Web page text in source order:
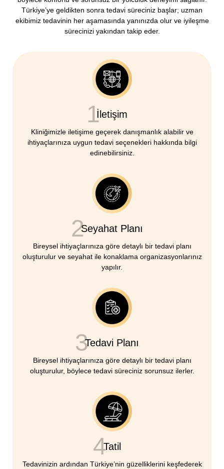
Türkiye’ye geldikten sonra tedavi süreciniz başlar; uzman
ekibimiz tedavinin her aşamasında yanınızda olur ve iyileşme
sürecinizi yakından takip eder.
1İletişim
Kliniğimizle iletişime geçerek danışmanlık alabilir ve
ihtiyaçlarınıza uygun tedavi seçenekleri hakkında bilgi
edinebilirsiniz.
2Seyahat Planı
Bireysel ihtiyaçlarınıza göre detaylı bir tedavi planı
oluşturulur ve seyahat ile konaklama organizasyonlarınız
yapılır.
3Tedavi Planı
Bireysel ihtiyaçlarınıza göre detaylı bir tedavi planı
oluşturulur, böylece tedavi süreciniz sorunsuz ilerler.
4Tatil
Tedavinizin ardından Türkiye’nin güzelliklerini keşfederek